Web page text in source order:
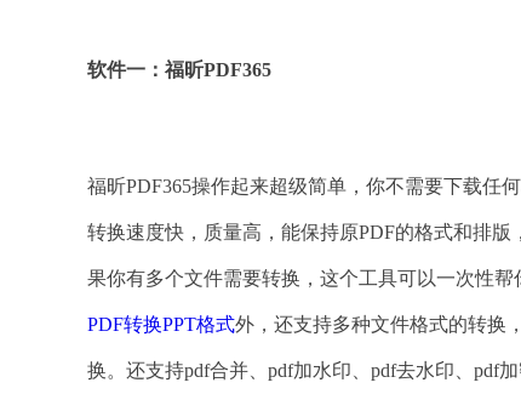
软件一：福昕PDF365
福昕PDF365操作起来超级简单，你不需要下载任
转换速度快，质量高，能保持原PDF的格式和排
果你有多个文件需要转换，这个工具可以一次性
PDF转换PPT格式外，还支持多种文件格式的转换
换。还支持pdf合并、pdf加水印、pdf去水印、pdf